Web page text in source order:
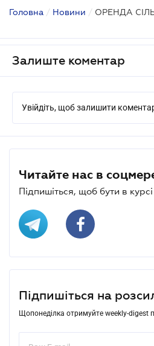
Головна / Новини / ОРЕНДА
Залиште коментар
Увійдіть, щоб залишити
Читайте нас в
Підпишіться, щоб бути в
Підпишіться на
Щопонеділка отримуйте weekly-digest